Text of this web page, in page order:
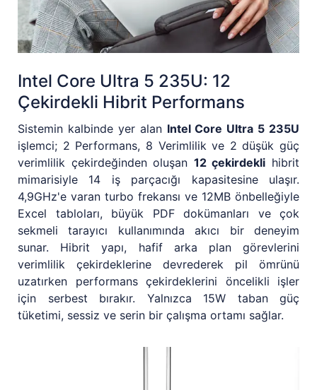
Intel Core Ultra 5 235U: 12
Çekirdekli Hibrit Performans
Sistemin kalbinde yer alan Intel Core Ultra 5 235U
işlemci; 2 Performans, 8 Verimlilik ve 2 düşük güç
verimlilik çekirdeğinden oluşan 12 çekirdekli hibrit
mimarisiyle 14 iş parçacığı kapasitesine ulaşır.
4,9GHz'e varan turbo frekansı ve 12MB önbelleğiyle
Excel tabloları, büyük PDF dokümanları ve çok
sekmeli tarayıcı kullanımında akıcı bir deneyim
sunar. Hibrit yapı, hafif arka plan görevlerini
verimlilik çekirdeklerine devrederek pil ömrünü
uzatırken performans çekirdeklerini öncelikli işler
için serbest bırakır. Yalnızca 15W taban güç
tüketimi, sessiz ve serin bir çalışma ortamı sağlar.